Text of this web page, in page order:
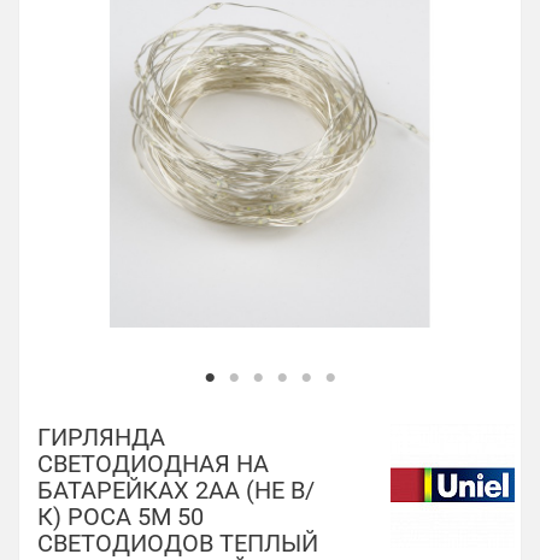
ГИРЛЯНДА
СВЕТОДИОДНАЯ НА
БАТАРЕЙКАХ 2AA (НЕ В/
К) РОСА 5М 50
СВЕТОДИОДОВ ТЕПЛЫЙ